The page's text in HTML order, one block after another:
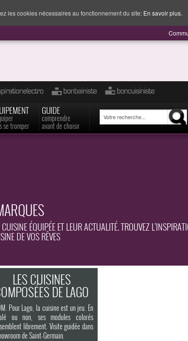
se tromper
GUIDE
comprendre
avant de choisir
ÉQUIPÉE ET LEUR ACTUALITÉ. TROUVEZ
DE VOS RÊVES
LES CUISINES
DE LAGO
Pour Lago, la cuisine est un jeu. En
ou non, ses modules colorés
librement. Visite guidée dans
de Saint-Germain.
les cookies nécessaires au fonctionnement du site: En savoir plus.